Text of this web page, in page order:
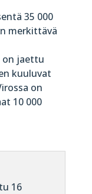
35 000
merkittävä
on jaettu
kuuluvat
on
10 000
16